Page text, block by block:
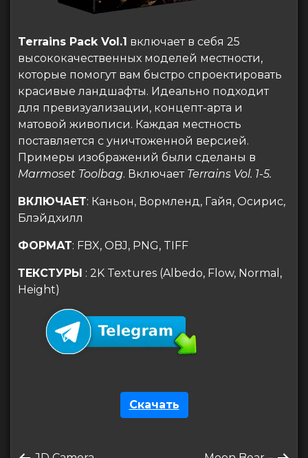
Terrains Pack Vol.1 включает в себя 25
высококачественных моделей местности,
которые помогут вам быстро спроектировать
красивые ландшафты. Идеально подходит
для превизуализации, концепт-арта и
матовой живописи. Каждая местность
поставляется с уничтоженной версией.
Примеры изображений были сделаны в
Marmoset Toolbag. Включает Terrains Vol. 1-5.
ВКЛЮЧАЕТ: Каньон, Вормленд, Гайя, Осирис,
Блэйдхилл
ФОРМАТ: FBX, OBJ, PNG, TIFF
ТЕКСТУРЫ : 2K Textures (Albedo, Flow, Normal,
Height)
Скачать